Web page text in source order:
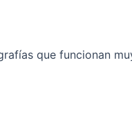
que funcionan